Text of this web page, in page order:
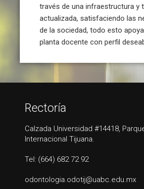
través de una infraestructura y
actualizada, satisfaciendo las
de la sociedad, todo esto
planta docente con perfil
Rectoría
Calzada Universidad #14418,
Internacional Tijuana.
Tel: (664) 682 72 92
odontologia.odotij@uabc.edu.mx